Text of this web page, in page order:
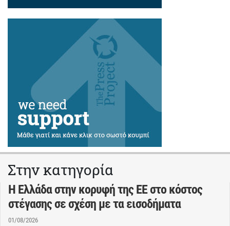
Στην κατηγορία
Η Ελλάδα στην κορυφή της ΕΕ στο κόστος
στέγασης σε σχέση με τα εισοδήματα
01/08/2026